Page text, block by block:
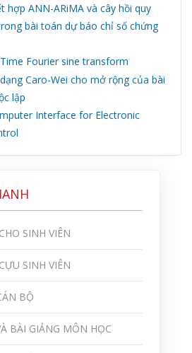
SINH VIÊN
SINH VIÊN
BỘ
BÀI GIẢNG MÔN HỌC
hợp ANN-ARiMA và cây hồi quy
bài toán dự báo chỉ số chứng
Fourier sine transform
Caro-Wei cho mở rộng của bài
lập
Interface for Electronic